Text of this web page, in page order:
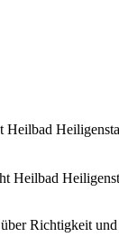
Heilbad
Richtigkeit